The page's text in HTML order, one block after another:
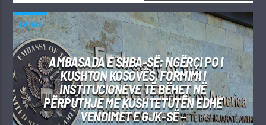
LAJME
AMBASADA E SHBA-SË: NGËRÇI PO I
KUSHTON KOSOVËS, FORMIMI I
INSTITUCIONEVE TË BËHET NË
PËRPUTHJE ME KUSHTETUTËN EDHE
VENDIMET E GJK-SË –